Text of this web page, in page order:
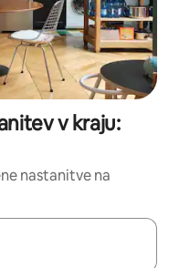
v kraju:
nastanitve na
puščičnima tipkama gor in